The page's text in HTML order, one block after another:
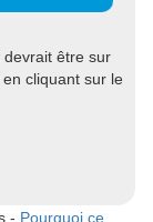
devrait être sur
cliquant sur le
- Pourquoi ce